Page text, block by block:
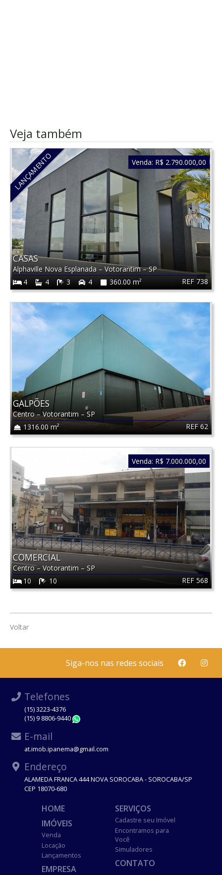
Veja também
LANÇAMENTO
REF 738
CASAS
Alphaville Nova Esplanada – Votorantim–SP
4
4 3 4 360.00 m²
Venda: R$ 2.790.000,00
REF 62
GALPÕES
Centro–Votorantim – SP
1316.00 m²
REF 568
COMERCIAL
Centro– Votorantim – SP
10
10
Venda: R$ 7.000.000,00
Voltar
Siga-nos nas redes sociais
Telefones
(15) 3223-4376
(15) 9 8806-9440
E-mail
at.imob.ipanema@gmail.com
Endereço
ALAMEDA FRANCA 444 NOVA SOROCABA - SOROCABA/SP
CEP 18070-680
HOME
IMÓVEIS
Venda
Locação
Lançamentos
EMPRESA
SERVIÇOS
Cadastre seu Imóvel
Encontramos para
Você
Simuladores
CONTATO